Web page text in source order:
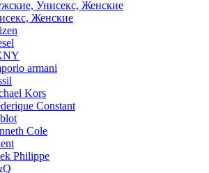
Унисекс, Женские
Женские
armani
Kors
Constant
Cole
Philippe